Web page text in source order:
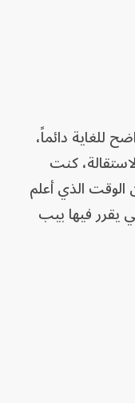
للغاية دائماً،
كنت
الوقت الذي أعلم
يقرر فيها بيب